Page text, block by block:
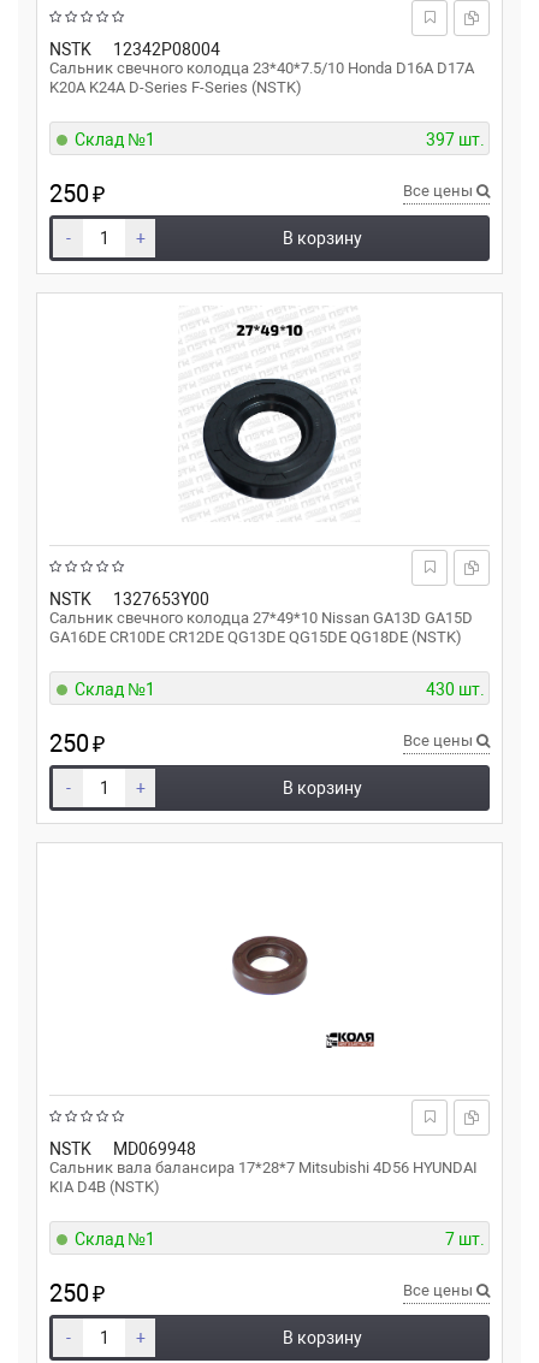
NSTK 12342P08004
Сальник свечного колодца 23*40*7.5/10 Honda D16A D17A
K20A K24A D-Series F-Series (NSTK)
Склад №1 397 шт.
250₽ Все цены
- + В корзину
NSTK 1327653Y00
Сальник свечного колодца 27*49*10 Nissan GA13D GA15D
GA16DE CR10DE CR12DE QG13DE QG15DE QG18DE (NSTK)
Склад №1 430 шт.
250₽ Все цены
- + В корзину
NSTK MD069948
Сальник вала балансира 17*28*7 Mitsubishi 4D56 HYUNDAI
KIA D4B (NSTK)
Склад №1 7 шт.
250₽ Все цены
- + В корзину